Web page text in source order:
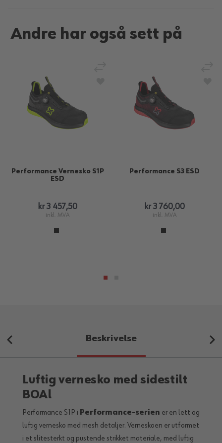
Andre har også sett på
Performance Vernesko S1P
ESD
kr 3 457,50
inkl. MVA
Legg til i ønskeliste
Performance S3 ESD
kr 3 760,00
inkl. MVA
Beskrivelse
Luftig vernesko med sidestilt
BOAl
Performance S1P i Performance-serien er en lett og
luftig vernesko med mesh detaljer. Verneskoen er utformet
i et slitesterkt og pustende strikket materiale, med luftig